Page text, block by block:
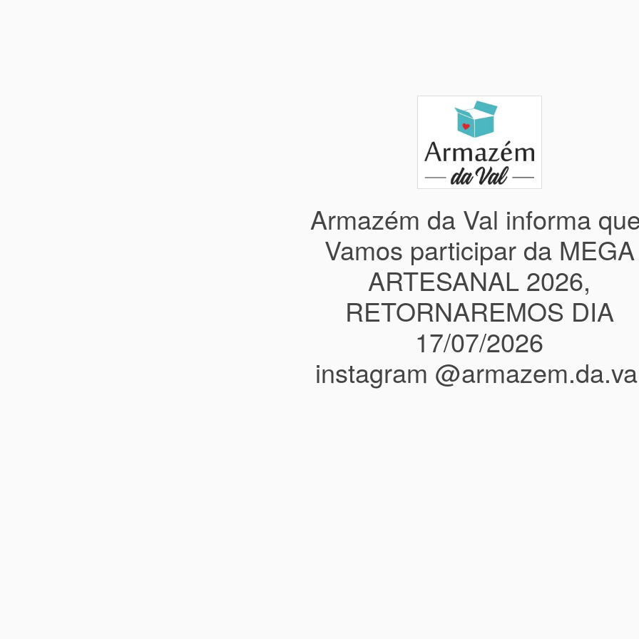
Armazém da Val informa
Vamos participar da MEGA
ARTESANAL 2026,
RETORNAREMOS DIA
17/07/2026
instagram